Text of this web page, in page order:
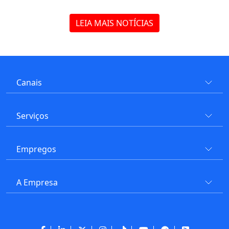
LEIA MAIS NOTÍCIAS
Canais
Serviços
Empregos
A Empresa